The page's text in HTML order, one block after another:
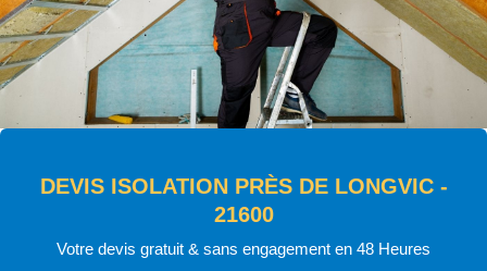
DEVIS ISOLATION PRÈS DE LONGVIC -
21600
Votre devis gratuit & sans engagement en 48 Heures